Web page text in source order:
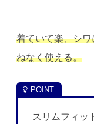
着ていて楽、シ
ねなく使える。
スリムフィッ